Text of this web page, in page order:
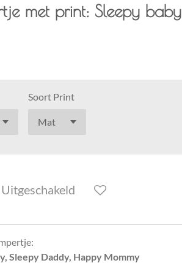
met print: Sleepy baby
Soort Print
Uitgeschakeld
Sleepy Daddy, Happy Mommy